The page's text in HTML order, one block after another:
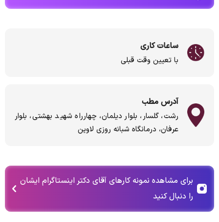
ساعات کاری
با تعیین وقت قبلی
آدرس مطب
رشت، گلسار، بلوار دیلمان، چهارراه شهید بهشتی، بلوار
عرفان، درمانگاه شبانه روزی لاوین
برای مشاهده نمونه کارهای آقای دکتر اینستاگرام ایشان
را دنبال کنید